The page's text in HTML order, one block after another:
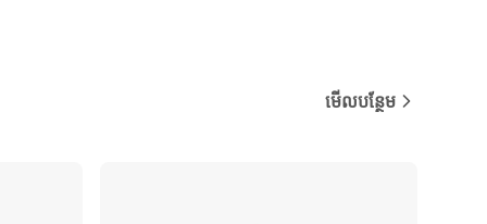
មើលបន្ថែម